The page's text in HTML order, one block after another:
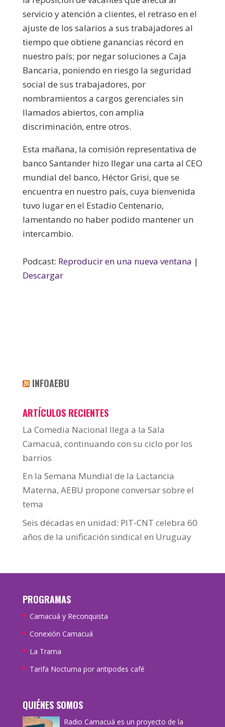
servicio y atención a clientes, el retraso en el
ajuste de los salarios a sus trabajadores al
tiempo que obtiene ganancias récord en
nuestro país; por negar soluciones a Caja
Bancaria, poniendo en riesgo la seguridad
social de sus trabajadores, por
nombramientos a cargos gerenciales sin
llamados abiertos, con amplia
discriminación, entre otros.
Esta mañana, la comisión representativa de
banco Santander hizo llegar una carta al CEO
mundial del banco, Héctor Grisi, que se
encuentra en nuestro país, cuya bienvenida
tuvo lugar en el Estadio Centenario,
lamentando no haber podido mantener un
intercambio.
Podcast: Reproducir en una nueva ventana |
Descargar
INFOAEBU
ARTÍCULOS RECIENTES
La Comedia Nacional llega a la Sala
Camacuá, continuando con su ciclo por los
barrios
En la Semana Mundial de la Lactancia
Materna, AEBU propone conversar sobre el
tema
Seis décadas en unidad: PIT-CNT celebra 60
años de la unificación sindical en Uruguay
PROGRAMAS
Camacuá y Reconquista
Conexión Camacuá
La Trama
Tarifa Nocturna por antipodes café
QUIÉNES SOMOS
Radio Camacuá es un proyecto de la